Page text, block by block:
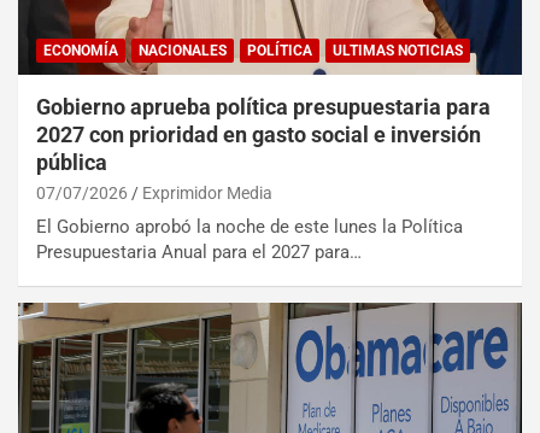
ECONOMÍA NACIONALES POLÍTICA ULTIMAS NOTICIAS
Gobierno aprueba política presupuestaria para
2027 con prioridad en gasto social e inversión
pública
07/07/2026 Exprimidor Media
El Gobierno aprobó la noche de este lunes la Política
Presupuestaria Anual para el 2027 para…